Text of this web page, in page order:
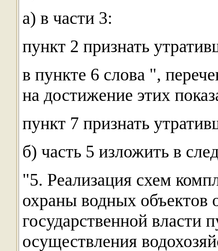
а) в части 3:
пункт 2 признать
в пункте 6 слова ",
на достижение этих
пункт 7 признать
б) часть 5 изложить в
"5. Реализация схем
охраны водных объектов
государственной власти
осуществления